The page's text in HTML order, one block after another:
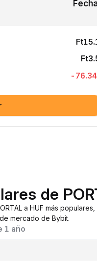
-76.34
de
a HUF más
mercado de Bybit.
1 año